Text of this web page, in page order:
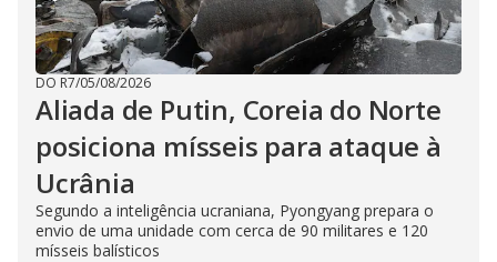
o
DO R7/05/08/2026
Aliada de Putin, Coreia do Norte
posiciona mísseis para ataque à
Ucrânia
Segundo a inteligência ucraniana, Pyongyang prepara o
envio de uma unidade com cerca de 90 militares e 120
mísseis balísticos